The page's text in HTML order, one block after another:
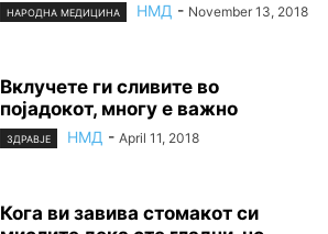
НАРОДНА МЕДИЦИНА НМД - November 13, 2018
Вклучете ги сливите во
појадокот, многу е важно
ЗДРАВЈЕ НМД - April 11, 2018
Кога ви завива стомакот си